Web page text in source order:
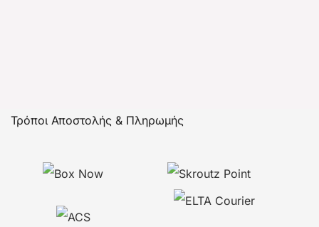
Τρόποι Αποστολής & Πληρωμής